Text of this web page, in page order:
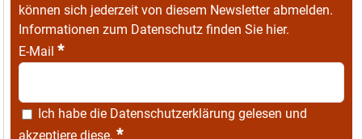
können sich jederzeit von diesem Newsletter abmelden.
Informationen zum Datenschutz finden Sie hier.
E-Mail *
Ich habe die Datenschutzerklärung gelesen und
akzeptiere diese. *